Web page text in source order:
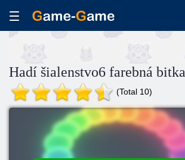
Hadí šialenstvo6 farebná bitka
(Total 10)